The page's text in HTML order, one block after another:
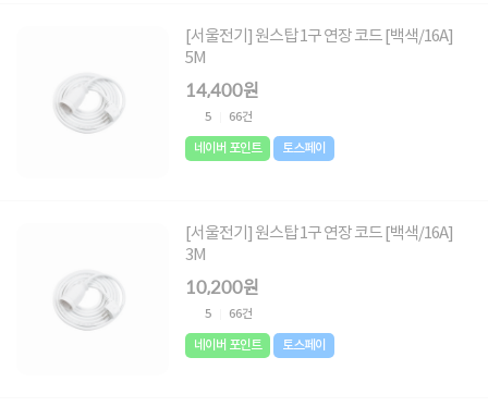
[서울전기] 원스탑 1구 연장 코드 [백색/16A]
5M
14,400원
5 66건
네이버 포인트 토스페이
[서울전기] 원스탑 1구 연장 코드 [백색/16A]
3M
10,200원
5 66건
네이버 포인트 토스페이